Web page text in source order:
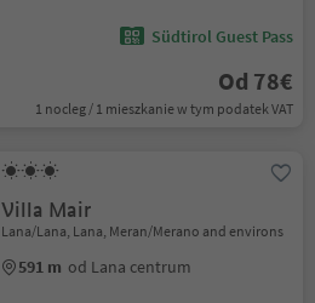
Südtirol Guest Pass
Od 78€
1 nocleg / 1 mieszkanie w tym podatek VAT
Villa Mair
Lana/Lana, Lana, Meran/Merano and environs
591 m od Lana centrum